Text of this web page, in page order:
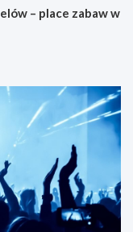
– place zabaw w